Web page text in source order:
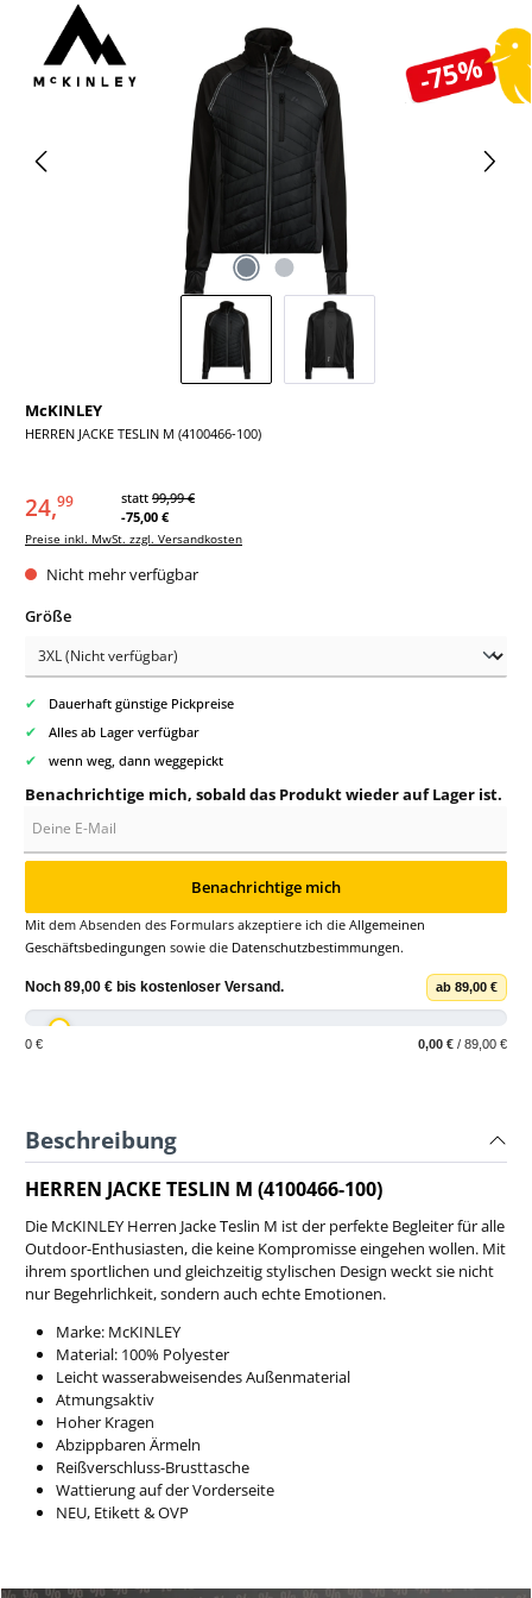
-75%
Bildergalerie überspringen
McKINLEY
HERREN JACKE TESLIN M (4100466-100)
24,99 statt 99,99 €
-75,00 €
Preise inkl. MwSt. zzgl. Versandkosten
Nicht mehr verfügbar
Größeauswählen
✔ Dauerhaft günstige Pickpreise
✔ Alles ab Lager verfügbar
✔ wenn weg, dann weggepickt
Benachrichtige mich, sobald das Produkt wieder auf Lager ist.
Benachrichtige mich
Mit dem Absenden des Formulars akzeptiere ich die Allgemeinen
Geschäftsbedingungen sowie die Datenschutzbestimmungen.
Noch 89,00 € bis kostenloser Versand. ab 89,00 €
0 € 0,00 € / 89,00 €
Beschreibung
HERREN JACKE TESLIN M (4100466-100)
Die McKINLEY Herren Jacke Teslin M ist der perfekte Begleiter für alle
Outdoor-Enthusiasten, die keine Kompromisse eingehen wollen. Mit
ihrem sportlichen und gleichzeitig stylischen Design weckt sie nicht
nur Begehrlichkeit, sondern auch echte Emotionen.
Marke: McKINLEY
Material: 100% Polyester
Leicht wasserabweisendes Außenmaterial
Atmungsaktiv
Hoher Kragen
Abzippbaren Ärmeln
Reißverschluss-Brusttasche
Wattierung auf der Vorderseite
NEU, Etikett & OVP